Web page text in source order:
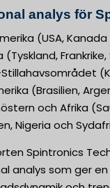
analys för
(USA,
(Tyskland,
(Brasilien,
och Afrika
Nigeria och
Spintronics
analys som ger